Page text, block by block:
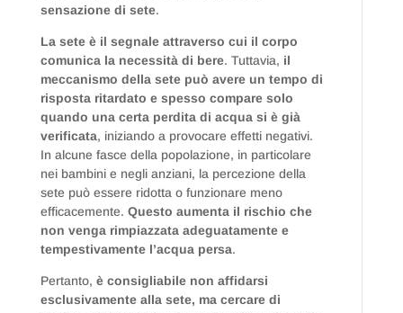
sensazione di sete.
La sete è il segnale attraverso cui il corpo
comunica la necessità di bere. Tuttavia, il
meccanismo della sete può avere un tempo di
risposta ritardato e spesso compare solo
quando una certa perdita di acqua si è già
verificata, iniziando a provocare effetti negativi.
In alcune fasce della popolazione, in particolare
nei bambini e negli anziani, la percezione della
sete può essere ridotta o funzionare meno
efficacemente. Questo aumenta il rischio che
non venga rimpiazzata adeguatamente e
tempestivamente l’acqua persa.
Pertanto, è consigliabile non affidarsi
esclusivamente alla sete, ma cercare di